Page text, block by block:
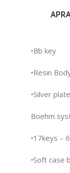
•Bb key
•Resin
•Silver
Boehm
•17keys –
•Soft case